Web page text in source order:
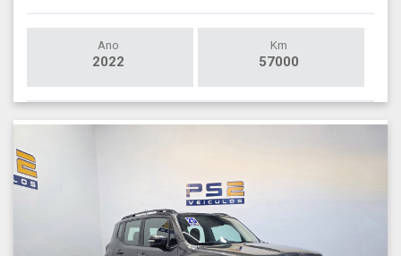
Ano
2022
Km
57000